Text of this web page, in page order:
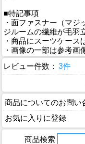
■特記事項
・面ファスナー（マジ
ジルームの繊維が毛羽
・商品にスーツケース
・画像の一部は参考画
レビュー件数： 3件
商品についてのお問い
お気に入りに登録
商品検索